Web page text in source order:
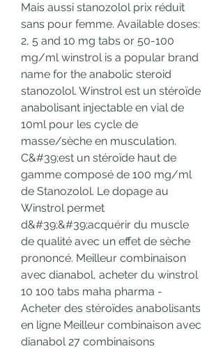
Mais aussi stanozolol prix réduit
sans pour femme. Available doses:
2, 5 and 10 mg tabs or 50-100
mg/ml winstrol is a popular brand
name for the anabolic steroid
stanozolol. Winstrol est un stéroïde
anabolisant injectable en vial de
10ml pour les cycle de
masse/sèche en musculation.
C&#39;est un stéroïde haut de
gamme composé de 100 mg/ml
de Stanozolol. Le dopage au
Winstrol permet
d&#39;&#39;acquérir du muscle
de qualité avec un effet de sèche
prononcé. Meilleur combinaison
avec dianabol, acheter du winstrol
10 100 tabs maha pharma -
Acheter des stéroïdes anabolisants
en ligne Meilleur combinaison avec
dianabol 27 combinaisons